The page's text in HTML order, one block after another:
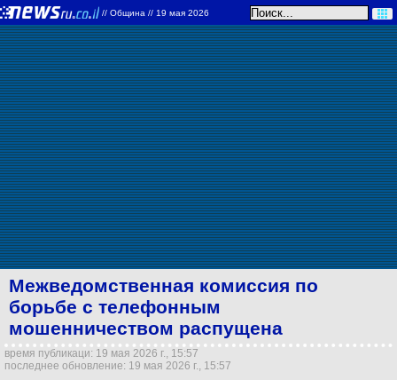
// Община // 19 мая 2026
Межведомственная комиссия по
борьбе с телефонным
мошенничеством распущена
время публикаци: 19 мая 2026 г., 15:57
последнее обновление: 19 мая 2026 г., 15:57